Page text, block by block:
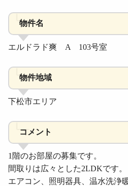
物件名
エルドラド爽 A 103号室
物件地域
下松市エリア
コメント
1階のお部屋の募集です。
間取りは広々とした2LDKです。
エアコン、照明器具、温水洗浄